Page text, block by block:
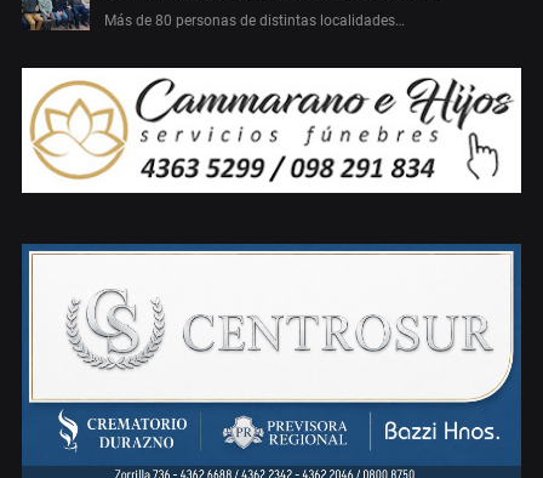
Más de 80 personas de distintas localidades…